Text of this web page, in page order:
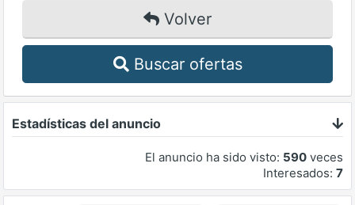
Volver
Buscar ofertas
Estadísticas del anuncio
El anuncio ha sido visto: 590 veces
Interesados: 7